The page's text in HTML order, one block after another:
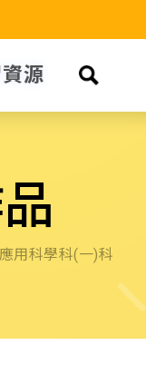
源
用科學科(一)科